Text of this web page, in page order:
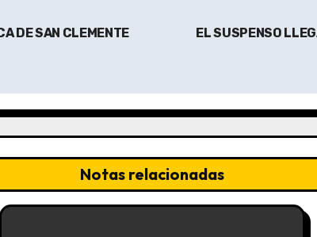
DE SAN CLEMENTE
EL SUSPENSO
Notas relacionadas